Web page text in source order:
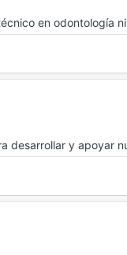
en odontología
desarrollar y apoyar